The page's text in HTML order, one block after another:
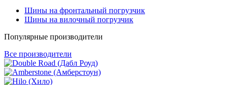
Шины на фронтальный погрузчик
Шины на вилочный погрузчик
Популярные производители
Все производители